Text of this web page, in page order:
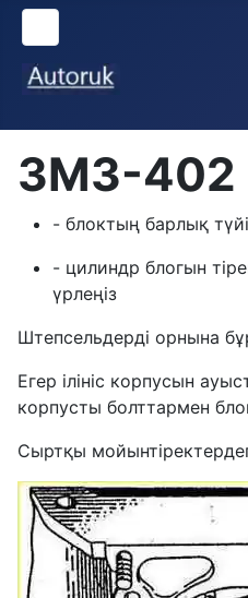
ЗМЗ-402
- блоктың барлық
- цилиндр блогын
үрлеңіз
Штепсельдерді орнына
Егер ілініс корпусын
корпусты болттармен
Сыртқы